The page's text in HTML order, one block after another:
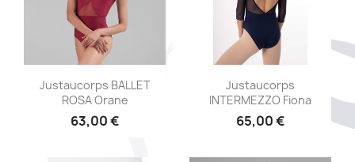
Aperçu rapide
Justaucorps BALLET
ROSA Orane
63,00 €
Aperçu rapide
Justaucorps
INTERMEZZO Fiona
65,00 €